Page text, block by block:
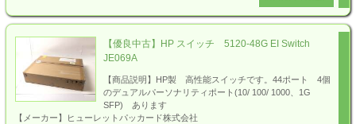
【優良中古】HP スイッチ 5120-48G EI Switch
JE069A
【商品説明】HP製 高性能スイッチです。44ポート 4個
のデュアルパーソナリティポート(10/ 100/ 1000、1G
SFP) あります
【メーカー】ヒューレットパッカード株式会社